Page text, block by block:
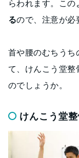
らわれます。この
るので、注意が必
首や腰のむちうち
て、けんこう堂整
のでしょうか。
けんこう堂